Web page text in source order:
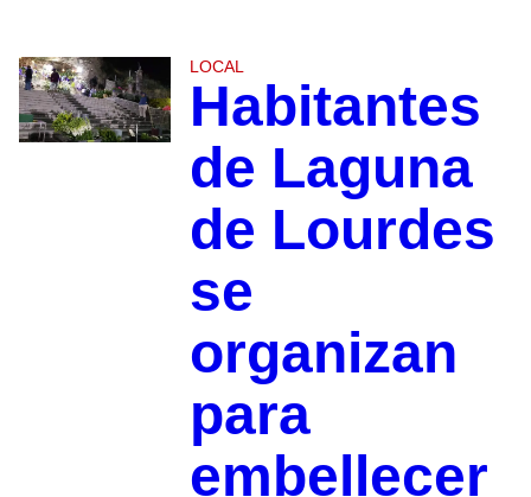
LOCAL
Habitantes
de Laguna
de Lourdes
se
organizan
para
embellecer